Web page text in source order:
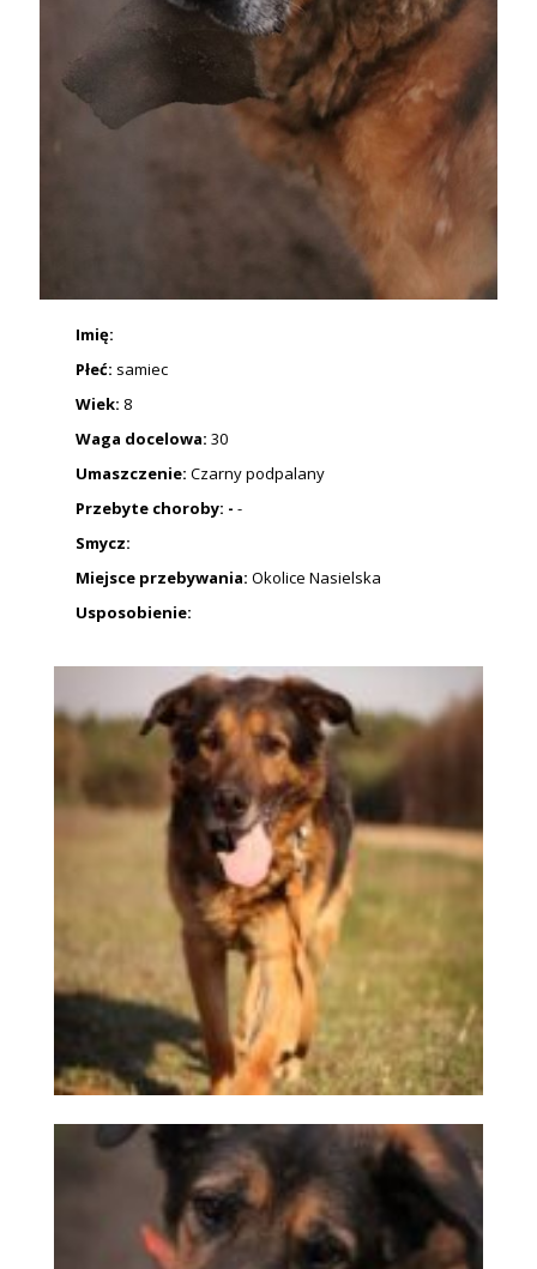
Imię:
Płeć: samiec
Wiek: 8
Waga docelowa: 30
Umaszczenie: Czarny podpalany
Przebyte choroby: - -
Smycz:
Miejsce przebywania: Okolice Nasielska
Usposobienie: